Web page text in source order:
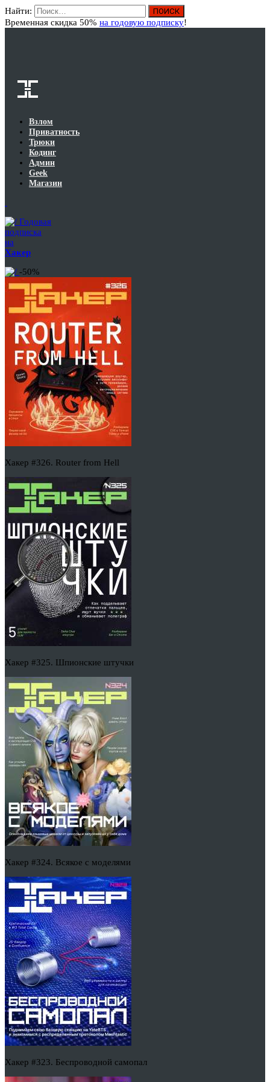
Найти:
Временная скидка 50% на годовую подписку!
Взлом
Приватность
Трюки
Кодинг
Админ
Geek
Магазин
Годовая
подписка
на
Хакер
-50%
Хакер #326. Router from Hell
Хакер #325. Шпионские штучки
Хакер #324. Всякое с моделями
Хакер #323. Беспроводной самопал